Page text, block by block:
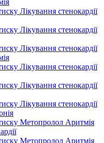
Лікування стенокардії
Лікування стенокардії
Лікування стенокардії
Лікування стенокардії
Лікування стенокардії
Лікування стенокардії
Метопролол Аритмія
Метопролол Аритмія